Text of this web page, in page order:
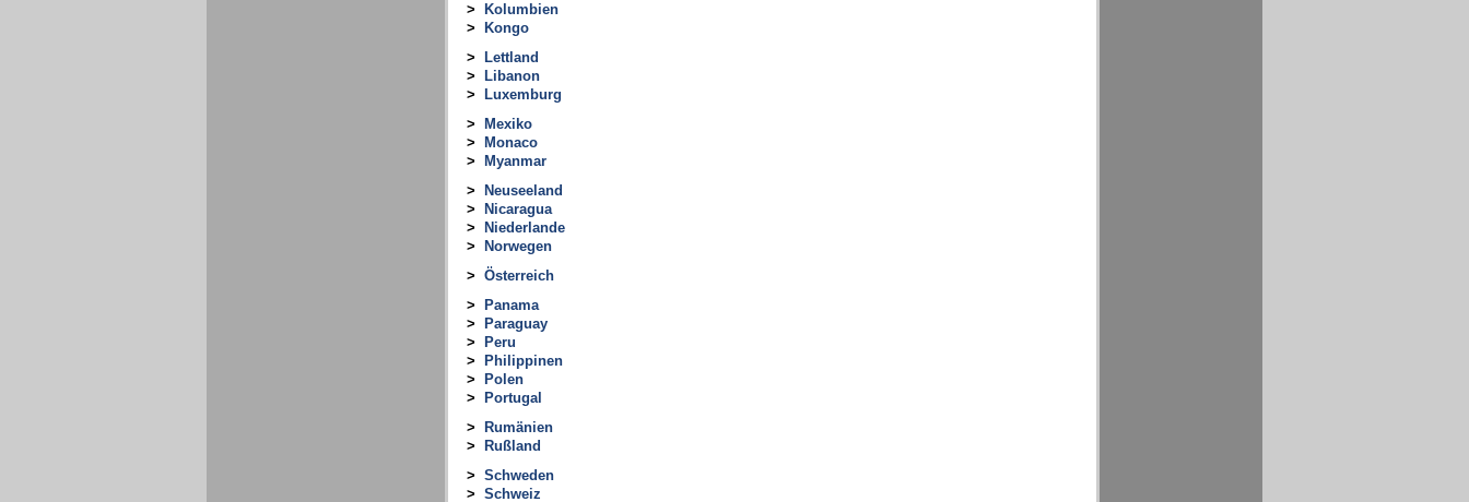
>
Kolumbien
>
Kongo
>
Lettland
>
Libanon
>
Luxemburg
>
Mexiko
>
Monaco
>
Myanmar
>
Neuseeland
>
Nicaragua
>
Niederlande
>
Norwegen
> Österreich
>
Panama
>
Paraguay
>
Peru
>
Philippinen
>
Polen
>
Portugal
>
Rumänien
>
Rußland
> Schweden
> Schweiz